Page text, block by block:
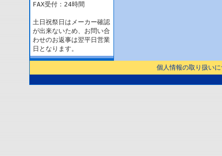
FAX受付：24時間
土日祝祭日はメーカー確認
が出来ないため、お問い合
わせのお返事は翌平日営業
日となります。
個人情報の取り扱い